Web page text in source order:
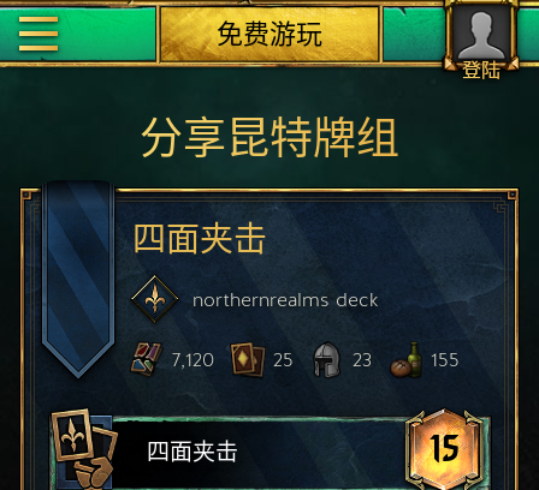
登陆
免费游玩
分享昆特牌组
四面夹击
northernrealmsdeck
7,120 25 23 155
四面夹击 15